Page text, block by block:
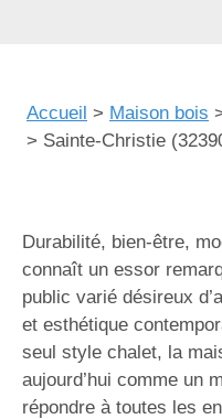
Accueil > Maison bois
> Sainte-Christie
Durabilité, bien-être,
connaît un essor
public varié désireux
et esthétique
seul style chalet, la
aujourd’hui comme un
répondre à toutes les